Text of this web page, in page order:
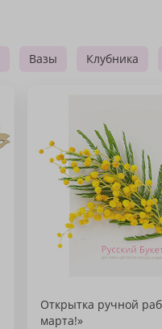
Вазы Клубника
Открытка ручной
марта!»